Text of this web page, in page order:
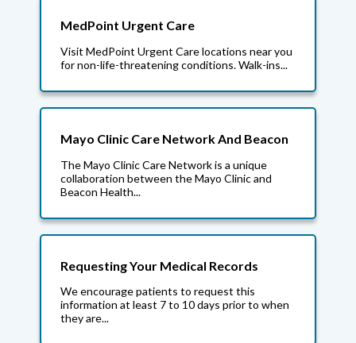
MedPoint Urgent Care
Visit MedPoint Urgent Care locations near you
for non-life-threatening conditions. Walk-ins...
Mayo Clinic Care Network And Beacon
The Mayo Clinic Care Network is a unique
collaboration between the Mayo Clinic and
Beacon Health...
Requesting Your Medical Records
We encourage patients to request this
information at least 7 to 10 days prior to when
they are...